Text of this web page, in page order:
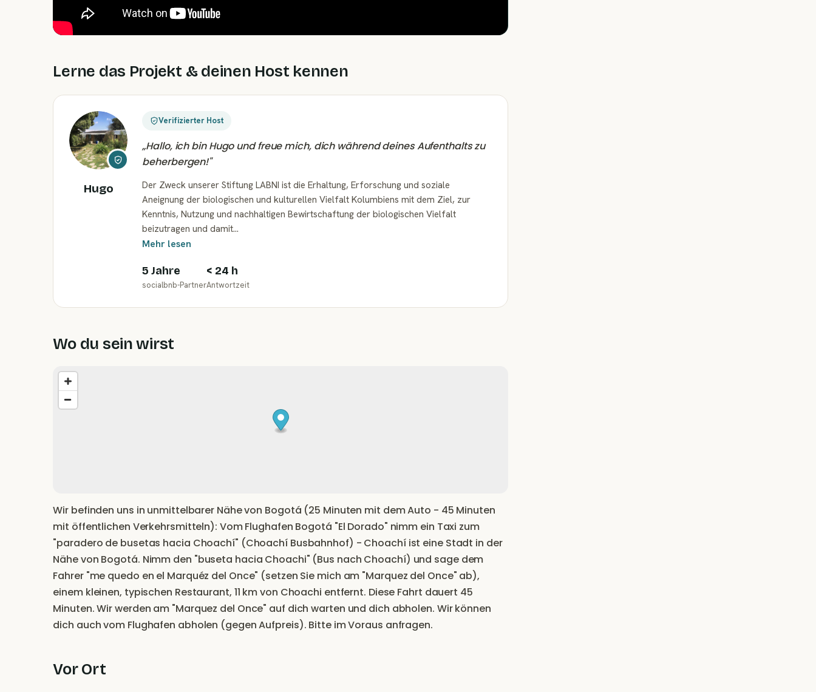
Lerne das Projekt & deinen Host kennen
Hugo
Verifizierter Host
„Hallo, ich bin Hugo und freue mich, dich während deines Aufenthalts zu
beherbergen!"
Der Zweck unserer Stiftung LABNI ist die Erhaltung, Erforschung und soziale
Aneignung der biologischen und kulturellen Vielfalt Kolumbiens mit dem Ziel, zur
Kenntnis, Nutzung und nachhaltigen Bewirtschaftung der biologischen Vielfalt
beizutragen und damit…
Mehr lesen
5 Jahre
socialbnb-Partner
< 24 h
Antwortzeit
Wo du sein wirst
Wir befinden uns in unmittelbarer Nähe von Bogotá (25 Minuten mit dem Auto - 45 Minuten
mit öffentlichen Verkehrsmitteln): Vom Flughafen Bogotá "El Dorado" nimm ein Taxi zum
"paradero de busetas hacia Choachí" (Choachí Busbahnhof) - Choachí ist eine Stadt in der
Nähe von Bogotá. Nimm den "buseta hacia Choachi" (Bus nach Choachí) und sage dem
Fahrer "me quedo en el Marquéz del Once" (setzen Sie mich am "Marquez del Once" ab),
einem kleinen, typischen Restaurant, 11 km von Choachi entfernt. Diese Fahrt dauert 45
Minuten. Wir werden am "Marquez del Once" auf dich warten und dich abholen. Wir können
dich auch vom Flughafen abholen (gegen Aufpreis). Bitte im Voraus anfragen.
Vor Ort